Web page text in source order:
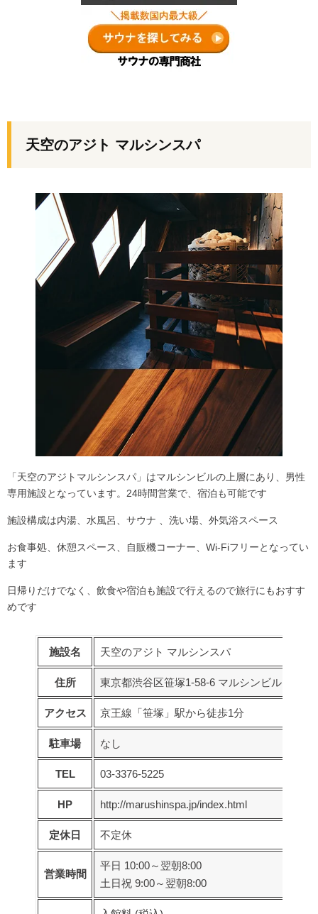
天空のアジト マルシンスパ
「天空のアジトマルシンスパ」はマルシンビルの上層にあり、男性
専用施設となっています。24時間営業で、宿泊も可能です
施設構成は内湯、水風呂、サウナ 、洗い場、外気浴スペース
お食事処、休憩スペース、自販機コーナー、Wi-Fiフリーとなってい
ます
日帰りだけでなく、飲食や宿泊も施設で行えるので旅行にもおすす
めです
施設名 天空のアジト マルシンスパ
住所 東京都渋谷区笹塚1-58-6 マルシンビル10F
アクセス 京王線「笹塚」駅から徒歩1分
駐車場 なし
TEL 03-3376-5225
HP http://marushinspa.jp/index.html
定休日 不定休
営業時間
平日 10:00～翌朝8:00
土日祝 9:00～翌朝8:00